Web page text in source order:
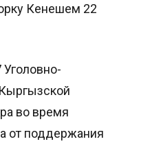
Кенешем 22
Уголовно-
во время
от поддержания